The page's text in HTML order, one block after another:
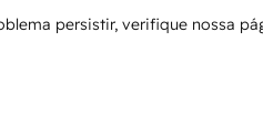
persistir, verifique nossa